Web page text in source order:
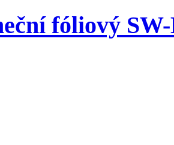
fóliový SW-